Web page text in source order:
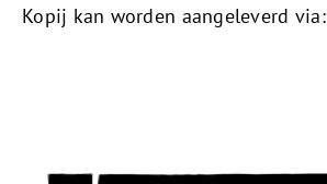
Kopij kan worden aangeleverd via: